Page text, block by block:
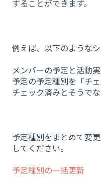
することができます。
例えば、以下のような
メンバーの予定と活動
予定の予定種別を「チ
チェック済みとそうで
予定種別をまとめて変
してください。
予定種別の一括更新